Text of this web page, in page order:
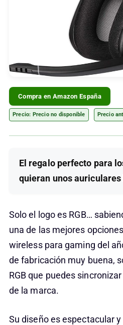
Compra en Amazon España
Precio: Precio no disponible Precio
El regalo perfecto para
quieran unos
Solo el logo es RGB…
una de las mejores
wireless para gaming del
de fabricación muy buena,
RGB que puedes
de la marca.
Su diseño es espectacular